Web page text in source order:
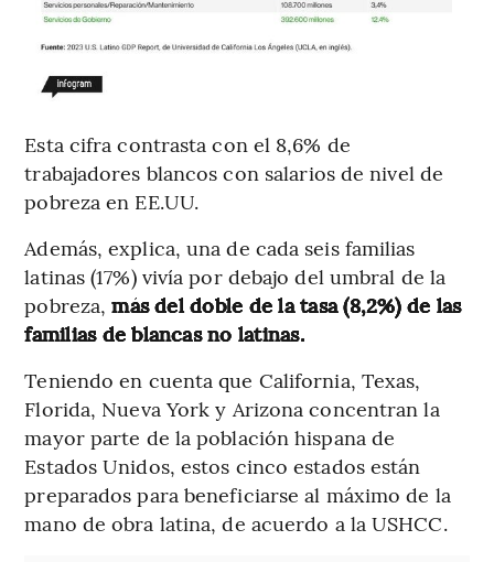
Esta cifra contrasta con el 8,6% de
trabajadores blancos con salarios de nivel de
pobreza en EE.UU.
Además, explica, una de cada seis familias
latinas (17%) vivía por debajo del umbral de la
pobreza,más del doble de la tasa (8,2%) de las
familias de blancas no latinas.
Teniendo en cuenta que California, Texas,
Florida, Nueva York y Arizona concentran la
mayor parte de la población hispana de
Estados Unidos, estos cinco estados están
preparados para beneficiarse al máximo de la
mano de obra latina, de acuerdo a la USHCC.